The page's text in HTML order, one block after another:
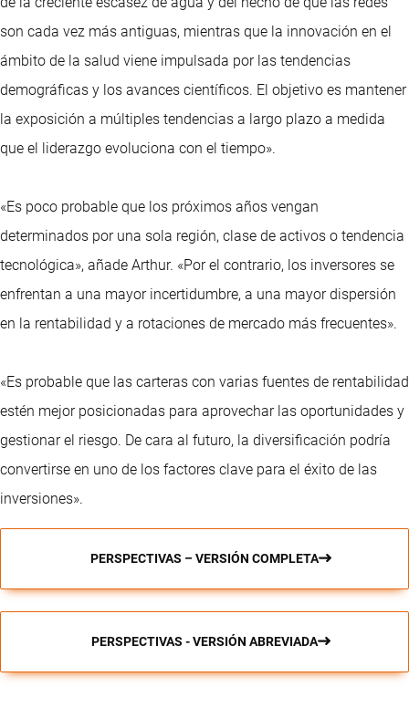
son cada vez más antiguas, mientras que la innovación en el
ámbito de la salud viene impulsada por las tendencias
demográficas y los avances científicos. El objetivo es mantener
la exposición a múltiples tendencias a largo plazo a medida
que el liderazgo evoluciona con el tiempo».
«Es poco probable que los próximos años vengan
determinados por una sola región, clase de activos o tendencia
tecnológica», añade Arthur. «Por el contrario, los inversores se
enfrentan a una mayor incertidumbre, a una mayor dispersión
en la rentabilidad y a rotaciones de mercado más frecuentes».
«Es probable que las carteras con varias fuentes de rentabilidad
estén mejor posicionadas para aprovechar las oportunidades y
gestionar el riesgo. De cara al futuro, la diversificación podría
convertirse en uno de los factores clave para el éxito de las
inversiones».
PERSPECTIVAS – VERSIÓN COMPLETA
PERSPECTIVAS - VERSIÓN ABREVIADA